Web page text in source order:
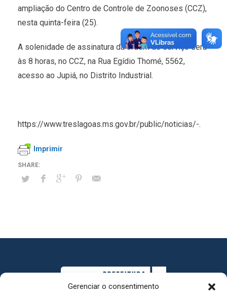
Gerenciar o consentimento
ampliação do Centro de Controle de Zoonoses (CCZ),
nesta quinta-feira (25).
A solenidade de assinatura da ordem de serviço será
às 8 horas, no CCZ, na Rua Egídio Thomé, 5562,
acesso ao Jupiá, no Distrito Industrial.
https://www.treslagoas.ms.gov.br/public/noticias/-.
Imprimir